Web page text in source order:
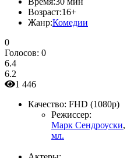
Возраст:16+
Жанр:Комедии
0
Голосов: 0
6.4
6.2
1 446
Качество: FHD (1080p)
Режиссер:
Марк Сендроуски,
мл.